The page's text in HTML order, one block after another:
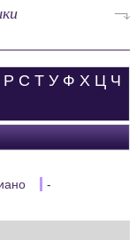
Р С Т У Ф Х Ц Ч
-